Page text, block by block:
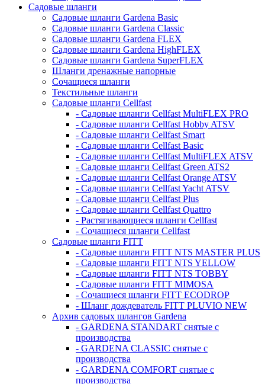
Садовые шланги
Садовые шланги Gardena Basic
Садовые шланги Gardena Classic
Садовые шланги Gardena FLEX
Садовые шланги Gardena HighFLEX
Садовые шланги Gardena SuperFLEX
Шланги дренажные напорные
Сочащиеся шланги
Текстильные шланги
Садовые шланги Cellfast
- Садовые шланги Cellfast MultiFLEX PRO
- Садовые шланги Cellfast Hobby ATSV
- Садовые шланги Cellfast Smart
- Садовые шланги Cellfast Basic
- Садовые шланги Cellfast MultiFLEX ATSV
- Садовые шланги Cellfast Green ATS2
- Садовые шланги Cellfast Orange ATSV
- Садовые шланги Cellfast Yacht ATSV
- Садовые шланги Cellfast Plus
- Садовые шланги Cellfast Quattro
- Растягивающиеся шланги Cellfast
- Сочащиеся шланги Cellfast
Садовые шланги FITT
- Садовые шланги FITT NTS MASTER PLUS
- Садовые шланги FITT NTS YELLOW
- Садовые шланги FITT NTS TOBBY
- Садовые шланги FITT MIMOSA
- Сочащиеся шланги FITT ECODROP
- Шланг дождеватель FITT PLUVIO NEW
Архив садовых шлангов Gardena
- GARDENA STANDART снятые с
производства
- GARDENA CLASSIC снятые с
производства
- GARDENA COMFORT снятые с
производства